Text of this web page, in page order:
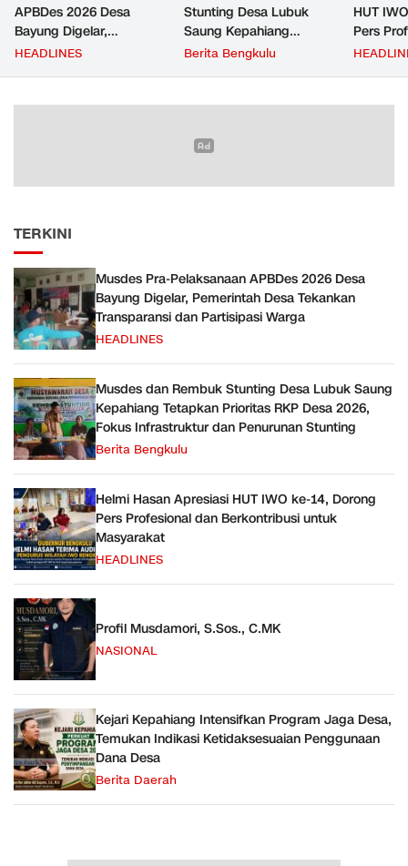
APBDes 2026 Desa
Bayung Digelar,
Pemerintah Desa
HEADLINES
Stunting Desa Lubuk
Saung Kepahiang
Tetapkan Prioritas RKP
Penurunan Stunting
Berita Bengkulu
HUT
Pers
TERKINI
Musdes Pra-Pelaksanaan APBDes 2026 Desa
Bayung Digelar, Pemerintah Desa Tekankan
Transparansi dan Partisipasi Warga
HEADLINES
Musdes dan Rembuk Stunting Desa Lubuk Saung
Kepahiang Tetapkan Prioritas RKP Desa 2026,
Fokus Infrastruktur dan Penurunan Stunting
Berita Bengkulu
Helmi Hasan Apresiasi HUT IWO ke-14, Dorong
Pers Profesional dan Berkontribusi untuk
Masyarakat
HEADLINES
Profil Musdamori, S.Sos., C.MK
NASIONAL
Kejari Kepahiang Intensifkan Program Jaga Desa,
Temukan Indikasi Ketidaksesuaian Penggunaan
Dana Desa
Berita Daerah